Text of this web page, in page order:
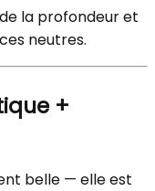
la profondeur et
neutres.
+
belle — elle est